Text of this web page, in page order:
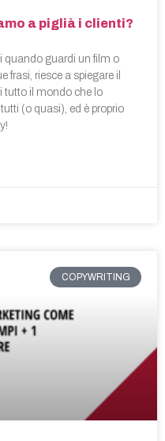
a piglià i clienti?
quando guardi un film o
frasi, riesce a spiegare il
tutto il mondo che lo
(o quasi), ed è proprio
COPYWRITING